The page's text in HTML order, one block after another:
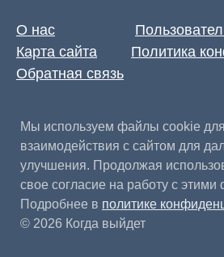
О нас
Карта сайта
Политика
Обратная связь
Мы используем файлы cookie
взаимодействия с сайтом для
улучшения. Продолжая
свое согласие на работу с
Подробнее в политике
© 2026 Когда выйдет